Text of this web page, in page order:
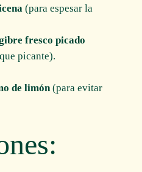
(para espesar la
fresco picado
picante).
de limón (para evitar